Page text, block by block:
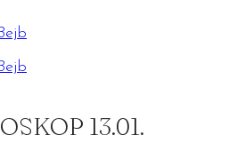
13.01.